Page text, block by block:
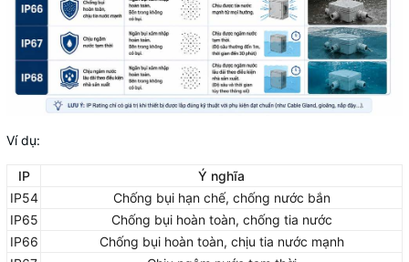
Ví dụ:
IP
Ý nghĩa
IP54
Chống bụi hạn chế, chống nước bắn
IP65
Chống bụi hoàn toàn, chống tia nước
IP66
Chống bụi hoàn toàn, chịu tia nước mạnh